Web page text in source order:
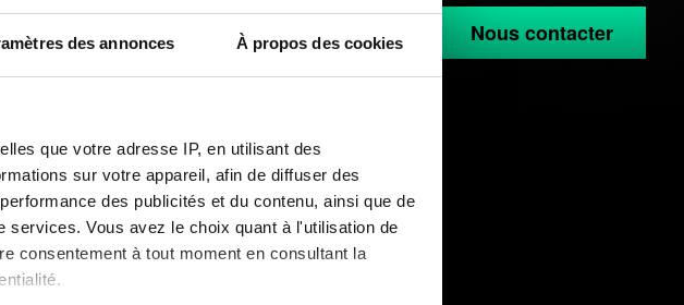
des annonces À propos des cookies
que votre adresse IP, en utilisant des
sur votre appareil, afin de diffuser des
des publicités et du contenu, ainsi que de
services. Vous avez le choix quant à l'utilisation de
consentement à tout moment en consultant la
Nous contacter